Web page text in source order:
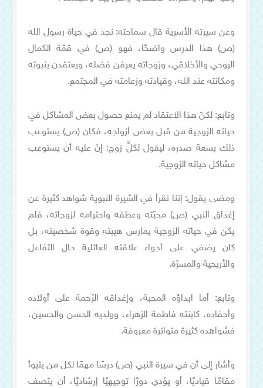
وعن سيرته الأسرية قال سماحته: نجد في حياة رسول الله
(ص) هذا الدرس واضحًا، فهو (ص) في قمّة الكمال
الروحي والأخلاقي، وزوجاته يعرفن فضله، ويعتقدن بنبوته
ومكانته عند الله، وقيادته وزعامته في المجتمع.
وتابع: لكنّ هذا الاعتقاد لم يمنع حصول بعض المشاكل في
حياته الزوجية من قبل بعض أزواجه، فكان (ص) يستوعب
ذلك بسعة صدره، ليقول لكلِّ زوج: إنّ عليه أن يستوعب
مشاكل حياته الزوجية.
ومضى يقول: إننا نقرأ في السّيرة النبوية شواهد كثيرة عن
إغداق النبي (ص) محبّته وعطفه واحترامه لزوجاته، فلم
يكن في حياته الزوجية يمارس هيبته وقوة شخصيته، بل
كان يضفي على أجواء علاقته العائلية حال التفاعل
والأريحية والمسرّة.
وتابع: أما ابداؤه المحبة، وإغداقه الرّحمة على أولاده
وأحفاده، كابنته فاطمة الزهراء، وولديه الحسن والحسين،
فشواهده كثيرة متواترة معروفة.
وأشار إلى أن في سيرة النبي (ص) درسًا مهمًا لكل من يتبوأ
مقامًا قياديًا، أو يؤدي دورًا توجيهيًا إرشاديًا، أن يتصف